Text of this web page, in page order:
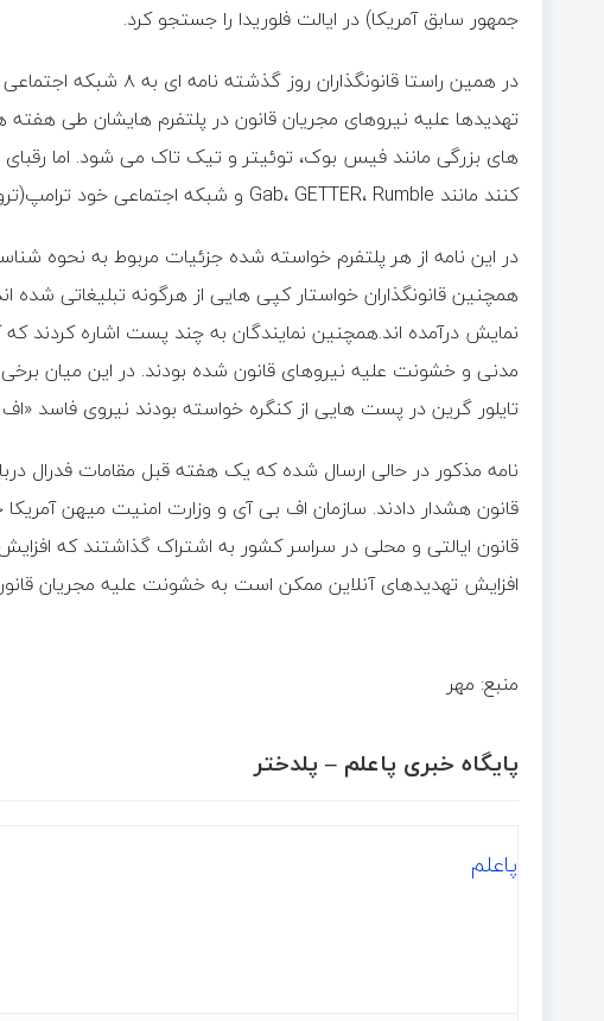
جمهور سابق آمریکا) در ایالت فلوریدا را جستجو کرد.
در همین راستا
تهدیدها علیه نیروهای مجریان قانون در پلتفرم هایشان طی
های بزرگی مانند فیس بوک، توئیتر و تیک تاک می شود. اما
کنند مانند Gab، GETTER، Rumble و شبکه اجتماعی خود ترامپ(تروث) را نیز شامل می شود.
در این نامه از هر پلتفرم خواسته شده جزئیات مربوط به نحوه
همچنین قانونگذاران خواستار کپی هایی از هرگونه تبلیغاتی
نمایش درآمده اند.همچنین نمایندگان به چند پست اشاره کردند
مدنی و خشونت علیه نیروهای قانون شده بودند. در این میان
تایلور گرین در پست هایی از کنگره خواسته بودند نیروی فاسد «اف
نامه مذکور در حالی ارسال شده که یک هفته قبل مقامات فدرال
قانون هشدار دادند. سازمان اف بی آی و وزارت امنیت میهن
قانون ایالتی و محلی در سراسر کشور به اشتراک گذاشتند که
افزایش تهدیدهای آنلاین ممکن است به خشونت علیه مجریان
منبع: مهر
پایگاه خبری پاعلم – پلدختر
پاعلم